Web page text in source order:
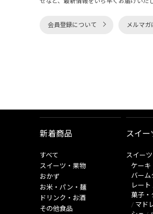
会員登録について メルマガ
新着商品
すべて
スイーツ・果物
おかず
お米・パン・麺
ドリンク・お酒
その他食品
スイー
スイーツ
ケーキ
バーム
レート
菓子・
/ マド